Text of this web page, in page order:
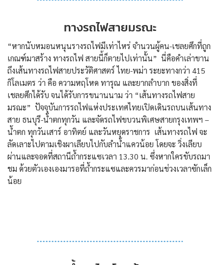
ทางรถไฟสายมรณะ
“หากนับหมอนหนุนรางรถไฟมีเท่าไหร่ จำนวนผู้คน-เชลยศึกที่ถูก
เกณฑ์มาสร้าง ทางรถไฟ สายนี้ก็ตายไปเท่านั้น” นี่คือคำเล่าขาน
ถึงเส้นทางรถไฟสายประวัติศาสตร์ ไทย-พม่า ระยะทางกว่า 415
กิโลเมตร ว่า คือ ความหฤโหด ทารุณ และยากลำบาก ของสิ่งที่
เชลยศึกได้รับ จนได้รับการขนานนาม ว่า “เส้นทางรถไฟสาย
มรณะ” ปัจจุบันการรถไฟแห่งประเทศไทยเปิดเดินรถบนเส้นทาง
สาย ธนบุรี-น้ำตกทุกวัน และจัดรถไฟขบวนพิเศษสายกรุงเทพฯ –
น้ำตก ทุกวันเสาร์ อาทิตย์ และวันหยุดราชการ เส้นทางรถไฟ จะ
ลัดเลาะไปตามเชิงผาเลียบไปกับลำน้ำแควน้อย โดยจะ วิ่งเลียบ
ผ่านและจอดที่สถานีถ้ำกระแซเวลา 13.30 น. ซึ่งหากใครขับรถมา
ชม ด้วยตัวเองเองมารอที่ถ้ำกระแซและควรมาก่อนช่วงเวลาซักเล็ก
น้อย